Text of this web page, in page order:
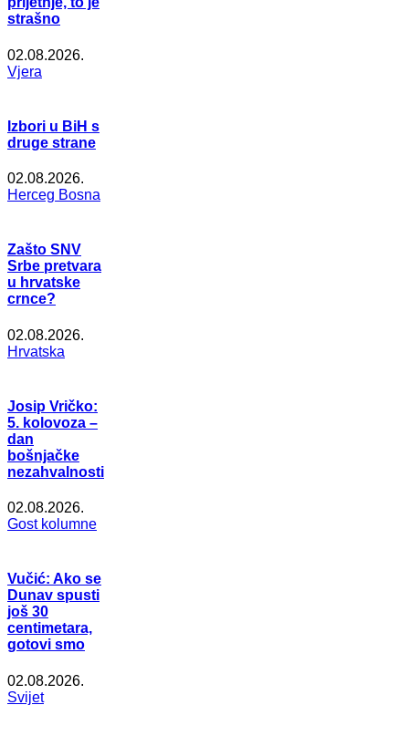
strašno
02.08.2026.
Vjera
Izbori u BiH s
druge strane
02.08.2026.
Herceg Bosna
Zašto SNV
Srbe pretvara
u hrvatske
crnce?
02.08.2026.
Hrvatska
Josip Vričko:
5. kolovoza –
dan
bošnjačke
nezahvalnosti
02.08.2026.
Gost kolumne
Vučić: Ako se
Dunav spusti
još 30
centimetara,
gotovi smo
02.08.2026.
Svijet